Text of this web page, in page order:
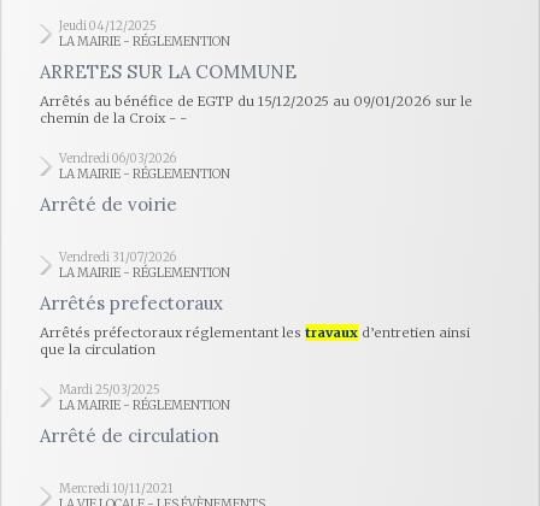
Jeudi 04/12/2025
LA MAIRIE - RÉGLEMENTION
ARRETES SUR LA COMMUNE
Arrêtés au bénéfice de EGTP du 15/12/2025 au 09/01/2026 sur le
chemin de la Croix - -
Vendredi 06/03/2026
LA MAIRIE - RÉGLEMENTION
Arrêté de voirie
Vendredi 31/07/2026
LA MAIRIE - RÉGLEMENTION
Arrêtés prefectoraux
Arrêtés préfectoraux réglementant les travaux d’entretien ainsi
que la circulation
Mardi 25/03/2025
LA MAIRIE - RÉGLEMENTION
Arrêté de circulation
Mercredi 10/11/2021